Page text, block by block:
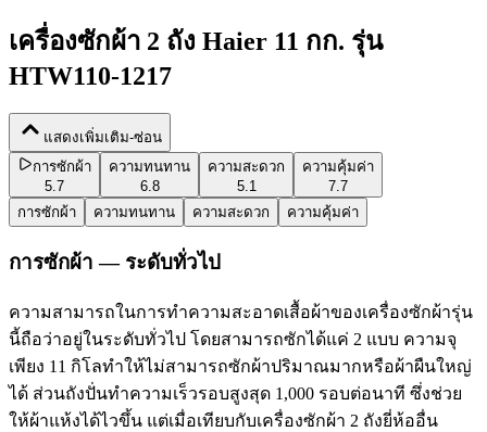
เครื่องซักผ้า 2 ถัง Haier 11 กก. รุ่น
HTW110-1217
แสดงเพิ่มเติม-ซ่อน
การซักผ้า
5.7
ความทนทาน
6.8
ความสะดวก
5.1
ความคุ้มค่า
7.7
การซักผ้า
ความทนทาน ความสะดวก ความคุ้มค่า
การซักผ้า — ระดับทั่วไป
ความสามารถในการทำความสะอาดเสื้อผ้าของเครื่องซักผ้ารุ่น
นี้ถือว่าอยู่ในระดับทั่วไป โดยสามารถซักได้แค่ 2 แบบ ความจุ
เพียง 11 กิโลทำให้ไม่สามารถซักผ้าปริมาณมากหรือผ้าผืนใหญ่
ได้ ส่วนถังปั่นทำความเร็วรอบสูงสุด 1,000 รอบต่อนาที ซึ่งช่วย
ให้ผ้าแห้งได้ไวขึ้น แต่เมื่อเทียบกับเครื่องซักผ้า 2 ถังยี่ห้ออื่น